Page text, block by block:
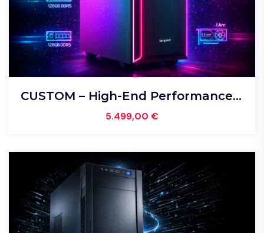
CUSTOM – High-End Performance PC – Intel i9-14900KS • 128GB DDR5 • Dual NVMe • Liquid Cooling
5.499,00 €